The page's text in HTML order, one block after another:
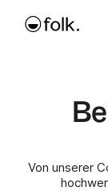
Von unserer